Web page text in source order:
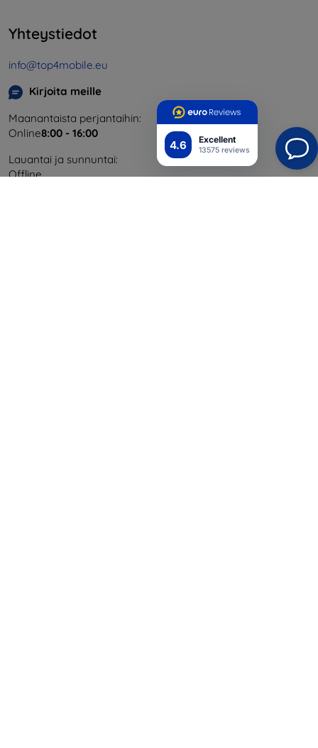
4.6 Excellent
13575 reviews
Yhteystiedot
info@top4mobile.eu
Kirjoita meille
Maanantaista perjantaihin:
Online8:00 - 16:00
Lauantai ja sunnuntai:
Offline